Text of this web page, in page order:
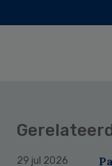
29 jul 2026